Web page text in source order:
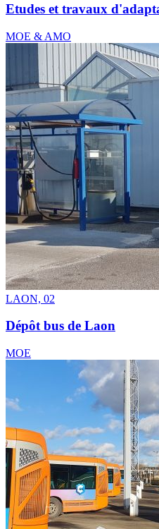
Etudes et travaux
MOE & AMO
LAON, 02
Dépôt bus de Laon
MOE